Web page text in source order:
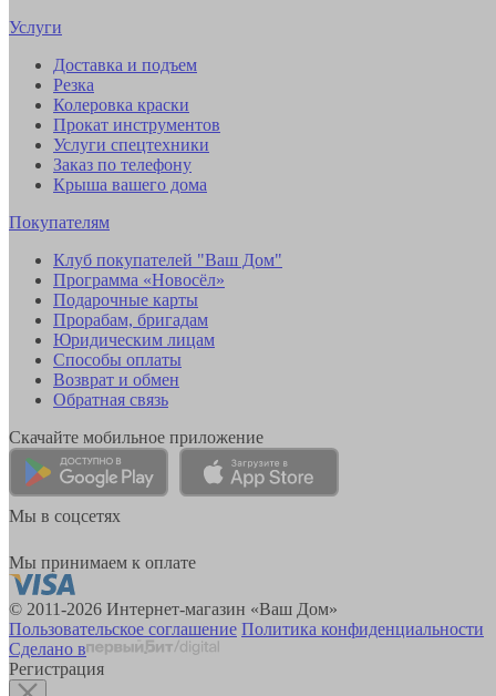
Услуги
Доставка и подъем
Резка
Колеровка краски
Прокат инструментов
Услуги спецтехники
Заказ по телефону
Крыша вашего дома
Покупателям
Клуб покупателей "Ваш Дом"
Программа «Новосёл»
Подарочные карты
Прорабам, бригадам
Юридическим лицам
Способы оплаты
Возврат и обмен
Обратная связь
Скачайте мобильное приложение
Мы в соцсетях
Мы принимаем к оплате
© 2011-2026 Интернет-магазин «Ваш Дом»
Пользовательское соглашение Политика конфиденциальности
Сделано в
Регистрация